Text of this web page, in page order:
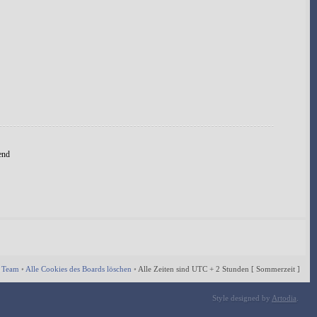
• Alle Cookies des Boards löschen • Alle Zeiten sind UTC + 2 Stunden [ Sommerzeit ]
Style designed by Artodia